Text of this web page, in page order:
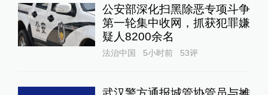
公安部深化扫黑除恶专项斗争
第一轮集中收网，抓获犯罪嫌
疑人8200余名
法治中国 5小时前 53评